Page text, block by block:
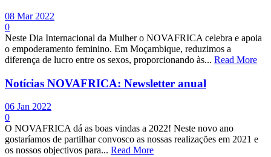
08 Mar 2022
0
Neste Dia Internacional da Mulher o NOVAFRICA celebra e apoia
o empoderamento feminino. Em Moçambique, reduzimos a
diferença de lucro entre os sexos, proporcionando às... Read More
Notícias NOVAFRICA: Newsletter anual
06 Jan 2022
0
O NOVAFRICA dá as boas vindas a 2022! Neste novo ano
gostaríamos de partilhar convosco as nossas realizações em 2021 e
os nossos objectivos para... Read More